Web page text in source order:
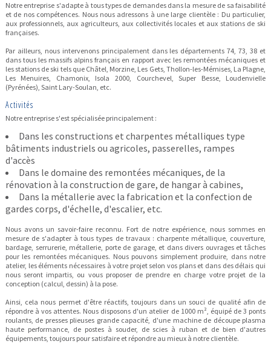
Notre entreprise s'adapte à tous types de demandes dans la mesure de sa faisabilité
et de nos compétences. Nous nous adressons à une large clientèle : Du particulier,
aux professionnels, aux agriculteurs, aux collectivités locales et aux stations de ski
françaises.
Par ailleurs, nous intervenons principalement dans les départements 74, 73, 38 et
dans tous les massifs alpins français en rapport avec les remontées mécaniques et
les stations de ski tels que Châtel, Morzine, Les Gets, Thollon-les-Mémises, La Plagne,
Les Menuires, Chamonix, Isola 2000, Courchevel, Super Besse, Loudenvielle
(Pyrénées), Saint Lary-Soulan, etc.
Activités
Notre entreprise s'est spécialisée principalement :
Dans les constructions et charpentes métalliques type
bâtiments industriels ou agricoles, passerelles, rampes
d'accès
Dans le domaine des remontées mécaniques, de la
rénovation à la construction de gare, de hangar à cabines,
Dans la métallerie avec la fabrication et la confection de
gardes corps, d'échelle, d'escalier, etc.
Nous avons un savoir-faire reconnu. Fort de notre expérience, nous sommes en
mesure de s'adapter à tous types de travaux : charpente métallique, couverture,
bardage, serrurerie, métallerie, porte de garage, et dans divers ouvrages et tâches
pour les remontées mécaniques. Nous pouvons simplement produire, dans notre
atelier, les éléments nécessaires à votre projet selon vos plans et dans des délais qui
nous seront impartis, ou vous proposer de prendre en charge votre projet de la
conception (calcul, dessin) à la pose.
Ainsi, cela nous permet d'être réactifs, toujours dans un souci de qualité afin de
répondre à vos attentes. Nous disposons d'un atelier de 1000 m², équipé de 3 ponts
roulants, de presses plieuses grande capacité, d'une machine de découpe plasma
haute performance, de postes à souder, de scies à ruban et de bien d'autres
équipements, toujours pour satisfaire et répondre au mieux à notre clientèle.